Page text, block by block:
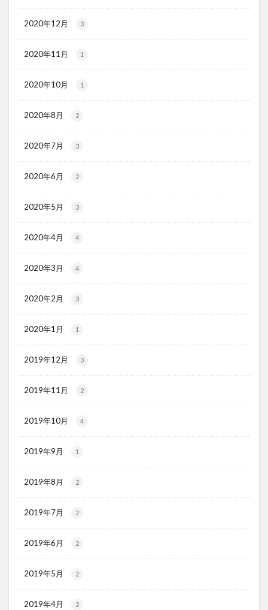
2020年12月 3
2020年11月 1
2020年10月 1
2020年8月 2
2020年7月 3
2020年6月 2
2020年5月 3
2020年4月 4
2020年3月 4
2020年2月 3
2020年1月 1
2019年12月 3
2019年11月 2
2019年10月 4
2019年9月 1
2019年8月 2
2019年7月 2
2019年6月 2
2019年5月 2
2019年4月 2